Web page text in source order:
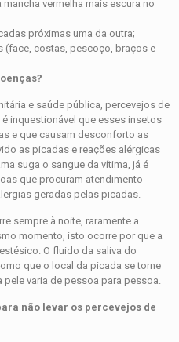
vermelha mais escura no
próximas uma da outra;
(face, costas, pescoço, braços e
e saúde pública, percevejos de
inquestionável que esses insetos
e que causam desconforto as
as picadas e reações alérgicas
suga o sangue da vítima, já é
que procuram atendimento
geradas pelas picadas.
sempre à noite, raramente a
momento, isto ocorre por que a
O fluido da saliva do
que o local da picada se torne
pele varia de pessoa para pessoa.
não levar os percevejos de